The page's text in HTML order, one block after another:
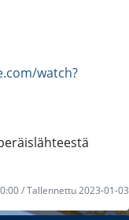
watch?
/ Tallennettu 2023-01-03